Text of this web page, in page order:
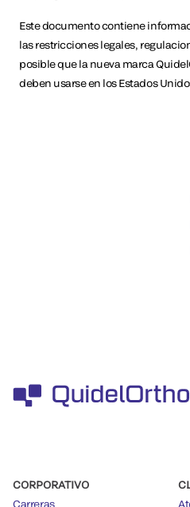
Este documento contiene
las restricciones legales,
posible que la nueva marca
deben usarse en los Estados
CORPORATIVO
Carreras